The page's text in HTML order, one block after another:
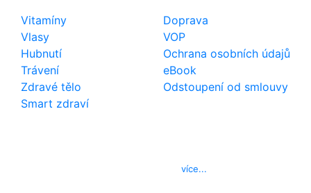
Vitamíny
Vlasy
Hubnutí
Trávení
Zdravé tělo
Smart zdraví
Doprava
VOP
Ochrana osobních údajů
eBook
Odstoupení od smlouvy
více...